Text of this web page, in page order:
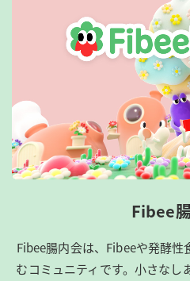
Fibee
Fibee腸内会は、​Fibeeや発酵性
むコミュニティです。​小さなし